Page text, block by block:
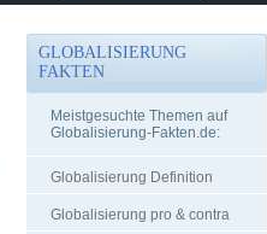
GLOBALISIERUNG
FAKTEN
Meistgesuchte Themen auf
Globalisierung-Fakten.de:
Globalisierung Definition
Globalisierung pro & contra